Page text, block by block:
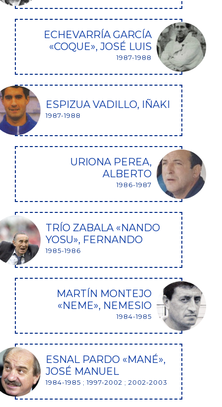
ECHEVARRÍA GARCÍA
«COQUE», JOSÉ LUIS
1987-1988
ESPIZUA VADILLO, IÑAKI
1987-1988
URIONA PEREA,
ALBERTO
1986-1987
TRÍO ZABALA «NANDO
YOSU», FERNANDO
1985-1986
MARTÍN MONTEJO
«NEME», NEMESIO
1984-1985
ESNAL PARDO «MANÉ»,
JOSÉ MANUEL
1984-1985 ; 1997-2002 ; 2002-2003